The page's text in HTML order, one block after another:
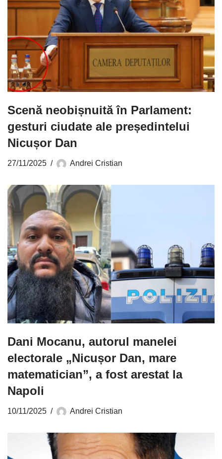
Scenă neobișnuită în Parlament:
gesturi ciudate ale președintelui
Nicușor Dan
27/11/2025 Andrei Cristian
Dani Mocanu, autorul manelei
electorale „Nicușor Dan, mare
matematician”, a fost arestat la
Napoli
10/11/2025 Andrei Cristian